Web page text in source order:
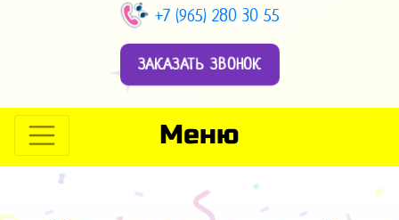
+7 (965) 280 30 55
ЗАКАЗАТЬ ЗВОНОК
Меню